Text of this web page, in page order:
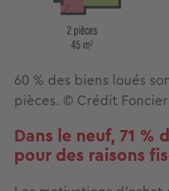
60 % des biens loués
pièces. © Crédit Foncier
Dans le neuf, 71 %
pour des raisons